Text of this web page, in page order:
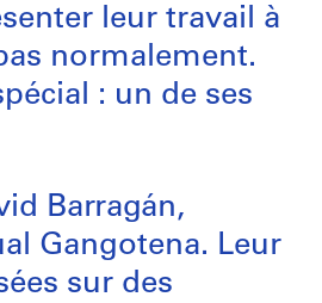
leur travail à
normalement.
: un de ses
Barragán,
Gangotena. Leur
sur des